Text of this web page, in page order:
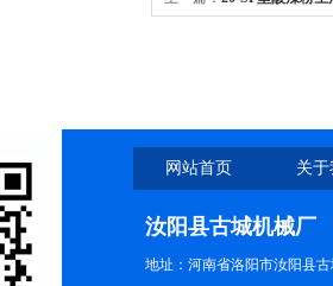
网站首页 关
汝阳县古城机械厂
地址：河南省洛阳市汝阳县